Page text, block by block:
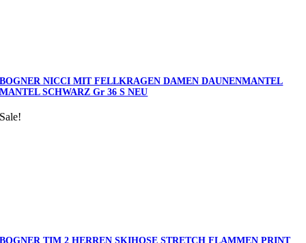
BOGNER NICCI MIT FELLKRAGEN DAMEN DAUNENMANTEL
MANTEL SCHWARZ Gr 36 S NEU
Sale!
BOGNER TIM 2 HERREN SKIHOSE STRETCH FLAMMEN PRINT